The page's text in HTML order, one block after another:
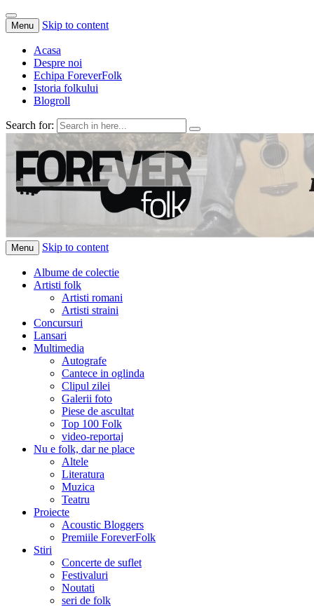
Menu Skip to content
Acasa
Despre noi
Echipa ForeverFolk
Istoria folkului
Blogroll
Search for:
ForeverFolk
Muzica sufletului tau
Menu Skip to content
Albume de colectie
Artisti folk
Artisti romani
Artisti straini
Concursuri
Lansari
Multimedia
Autografe
Cantece in oglinda
Clipul zilei
Galerii foto
Piese de ascultat
Top 100 Folk
video-reportaj
Nu e folk, dar ne place
Altele
Literatura
Muzica
Teatru
Proiecte
Acoustic Bloggers
Premiile ForeverFolk
Stiri
Concerte de suflet
Festivaluri
Noutati
seri de folk